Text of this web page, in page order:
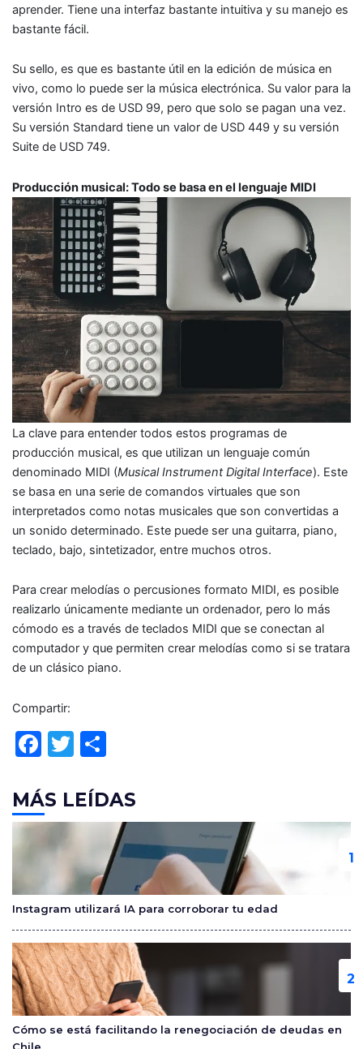
aprender. Tiene una interfaz bastante intuitiva y su manejo es
bastante fácil.
Su sello, es que es bastante útil en la edición de música en
vivo, como lo puede ser la música electrónica. Su valor para la
versión Intro es de USD 99, pero que solo se pagan una vez.
Su versión Standard tiene un valor de USD 449 y su versión
Suite de USD 749.
Producción musical: Todo se basa en el lenguaje MIDI
La clave para entender todos estos programas de
producción musical, es que utilizan un lenguaje común
denominado MIDI (Musical Instrument Digital Interface). Este
se basa en una serie de comandos virtuales que son
interpretados como notas musicales que son convertidas a
un sonido determinado. Este puede ser una guitarra, piano,
teclado, bajo, sintetizador, entre muchos otros.
Para crear melodías o percusiones formato MIDI, es posible
realizarlo únicamente mediante un ordenador, pero lo más
cómodo es a través de teclados MIDI que se conectan al
computador y que permiten crear melodías como si se tratara
de un clásico piano.
Compartir:
F
c
e
b
o
o
k
T
itt
er
m
p
ar
tir
MÁS LEÍDAS
Instagram utilizará IA para corroborar tu edad
Cómo se está facilitando la renegociación de deudas en
Chile